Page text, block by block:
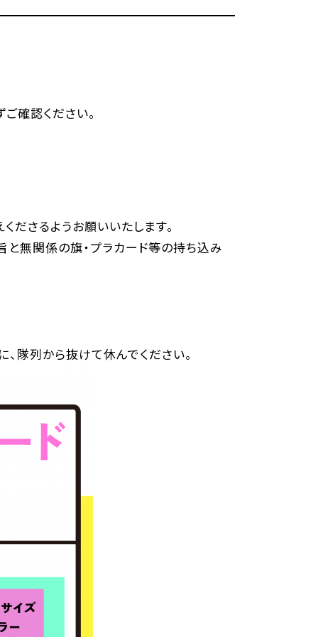
確認ください。
ださるようお願いいたします。
無関係の旗・プラカード等の持ち込み
隊列から抜けて休んでください。